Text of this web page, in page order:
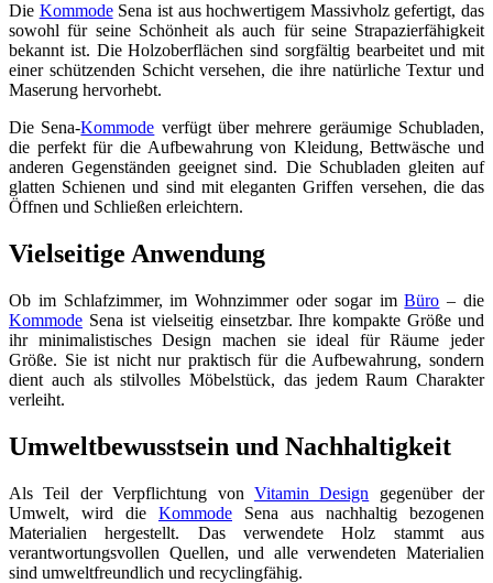
Die KommodeSena ist aus hochwertigem Massivholz gefertigt, das
sowohl für seine Schönheit als auch für seine Strapazierfähigkeit
bekannt ist. Die Holzoberflächen sind sorgfältig bearbeitet und mit
einer schützenden Schicht versehen, die ihre natürliche Textur und
Maserung hervorhebt.
Die Sena-Kommode verfügt über mehrere geräumige Schubladen,
die perfekt für die Aufbewahrung von Kleidung, Bettwäsche und
anderen Gegenständen geeignet sind. Die Schubladen gleiten auf
glatten Schienen und sind mit eleganten Griffen versehen, die das
Öffnen und Schließen erleichtern.
Vielseitige Anwendung
Ob im Schlafzimmer, im Wohnzimmer oder sogar imBüro – die
Kommode Sena ist vielseitig einsetzbar. Ihre kompakte Größe und
ihr minimalistisches Design machen sie ideal für Räume jeder
Größe. Sie ist nicht nur praktisch für die Aufbewahrung, sondern
dient auch als stilvolles Möbelstück, das jedem Raum Charakter
verleiht.
Umweltbewusstsein und Nachhaltigkeit
Als Teil der Verpflichtung von Vitamin Design gegenüber der
Umwelt, wird die Kommode Sena aus nachhaltig bezogenen
Materialien hergestellt. Das verwendete Holz stammt aus
verantwortungsvollen Quellen, und alle verwendeten Materialien
sind umweltfreundlich und recyclingfähig.